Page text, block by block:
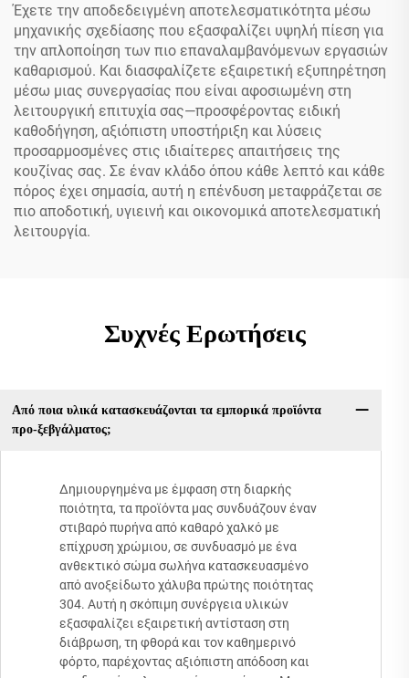
Έχετε την αποδεδειγμένη αποτελεσματικότητα μέσω
μηχανικής σχεδίασης που εξασφαλίζει υψηλή πίεση για
την απλοποίηση των πιο επαναλαμβανόμενων εργασιών
καθαρισμού. Και διασφαλίζετε εξαιρετική εξυπηρέτηση
μέσω μιας συνεργασίας που είναι αφοσιωμένη στη
λειτουργική επιτυχία σας—προσφέροντας ειδική
καθοδήγηση, αξιόπιστη υποστήριξη και λύσεις
προσαρμοσμένες στις ιδιαίτερες απαιτήσεις της
κουζίνας σας. Σε έναν κλάδο όπου κάθε λεπτό και κάθε
πόρος έχει σημασία, αυτή η επένδυση μεταφράζεται σε
πιο αποδοτική, υγιεινή και οικονομικά αποτελεσματική
λειτουργία.
Συχνές Ερωτήσεις
Από ποια υλικά κατασκευάζονται τα εμπορικά προϊόντα
προ-ξεβγάλματος;
Δημιουργημένα με έμφαση στη διαρκής
ποιότητα, τα προϊόντα μας συνδυάζουν έναν
στιβαρό πυρήνα από καθαρό χαλκό με
επίχρυση χρώμιου, σε συνδυασμό με ένα
ανθεκτικό σώμα σωλήνα κατασκευασμένο
από ανοξείδωτο χάλυβα πρώτης ποιότητας
304. Αυτή η σκόπιμη συνέργεια υλικών
εξασφαλίζει εξαιρετική αντίσταση στη
διάβρωση, τη φθορά και τον καθημερινό
φόρτο, παρέχοντας αξιόπιστη απόδοση και